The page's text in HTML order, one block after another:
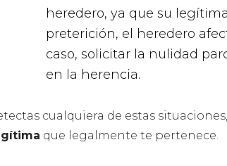
heredero, ya que su
preterición, el heredero
caso, solicitar la nulidad
en la herencia.
cualquiera de estas
que legalmente te pertenece.